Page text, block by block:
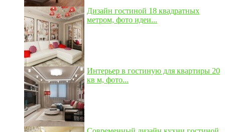
Дизайн гостиной 18 квадратных
метром, фото идеи...
Интерьер в гостиную для квартиры 20
кв м, фото...